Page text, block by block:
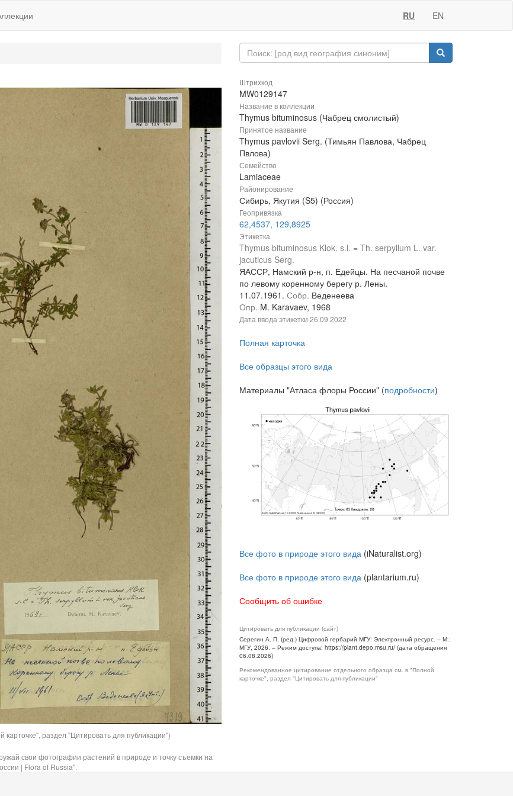
RU EN
раздел "Цитировать для публикации")
свои фотографии растений в природе и точку съемки на
| Flora of Russia".
Штрихкод
MW0129147
Название в коллекции
Thymus bituminosus (Чабрец смолистый)
Принятое название
Thymus pavlovii Serg. (Тимьян Павлова, Чабрец
Пвлова)
Семейство
Lamiaceae
Районирование
Сибирь, Якутия (S5) (Россия)
Геопривязка
62,4537, 129,8925
Этикетка
Thymus bituminosus Klok. s.l. = Th. serpyllum L. var.
jacuticus Serg.
ЯАССР, Намский р-н, п. Едейцы. На песчаной почве
по левому коренному берегу р. Лены.
11.07.1961. Собр. Веденеева
Опр. M. Karavaev, 1968
Дата ввода этикетки 26.09.2022
Полная карточка
Все образцы этого вида
Материалы "Атласа флоры России" (подробности)
Все фото в природе этого вида (iNaturalist.org)
Все фото в природе этого вида (plantarium.ru)
Сообщить об ошибке
Цитировать для публикации (сайт)
Серегин А. П. (ред.) Цифровой гербарий МГУ: Электронный ресурс. – М.:
МГУ, 2026. – Режим доступа: https://plant.depo.msu.ru/ (дата обращения
06.08.2026)
Рекомендованное цитирование отдельного образца см. в "Полной
карточке", раздел "Цитировать для публикации"